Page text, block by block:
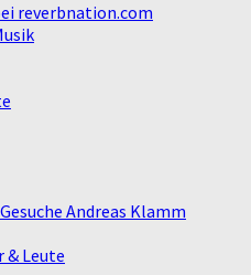
reverbnation.com
Andreas Klamm
& Leute